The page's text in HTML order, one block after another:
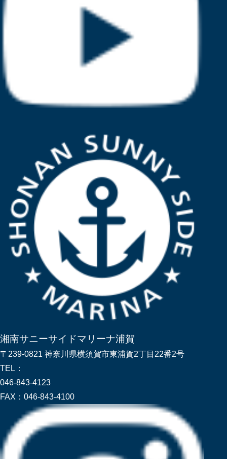
湘南サニーサイドマリーナ浦賀
〒239-0821 神奈川県横須賀市東浦賀2丁目22番2号
TEL：
046-843-4123
FAX： 046-843-4100